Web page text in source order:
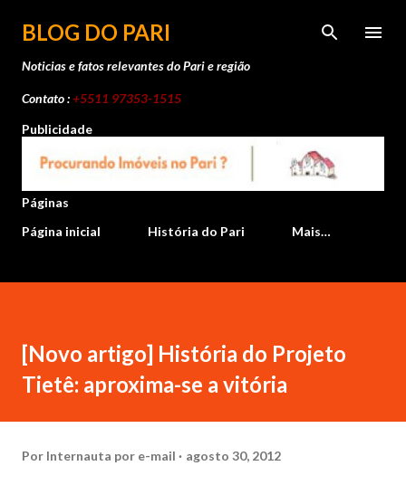
Pular para o conteúdo principal
BLOG DO PARI
Noticias e fatos relevantes do Pari e região
Contato :+5511 97353-1515
Publicidade
Páginas
Página inicial
História do Pari Mais…
[Novo artigo] História do Projeto
Tietê: aproxima-se a vitória
Por Internauta por e-mail agosto 30, 2012